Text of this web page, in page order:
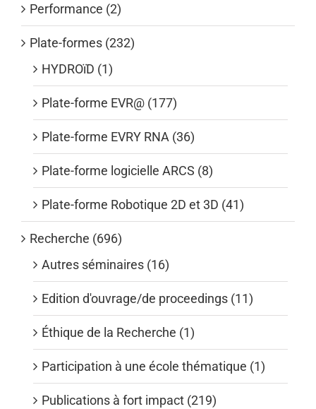
Performance (2)
Plate-formes (232)
HYDROïD (1)
Plate-forme EVR@ (177)
Plate-forme EVRY RNA (36)
Plate-forme logicielle ARCS (8)
Plate-forme Robotique 2D et 3D (41)
Recherche (696)
Autres séminaires (16)
Edition d'ouvrage/de proceedings (11)
Éthique de la Recherche (1)
Participation à une école thématique (1)
Publications à fort impact (219)